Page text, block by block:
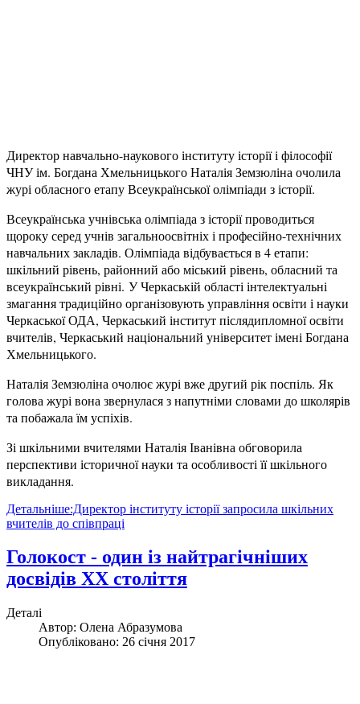
Директор навчально-науковогоінститутуісторії і філософії
ЧНУ ім. Богдана Хмельницького Наталія Земзюліна очолила
журі обласного етапу Всеукраїнської олімпіади з історії.
Всеукраїнська учнівська олімпіада з історії проводиться
щороку серед учнів загальноосвітніх і професійно-технічних
навчальних закладів. Олімпіада відбувається в 4 етапи:
шкільний рівень, районний або міський рівень, обласний та
всеукраїнський рівні. У Черкаській області інтелектуальні
змагання традиційно організовують управління освіти і науки
Черкаської ОДА, Черкаський інститут післядипломної освіти
вчителів, Черкаський національний університет імені Богдана
Хмельницького.
Наталія Земзюліна очолює журі вже другий рік поспіль. Як
голова журі вона звернулася з напутніми словами до школярів
та побажала їм успіхів.
Зі шкільними вчителями Наталія Іванівна обговорила
перспективи історичної науки та особливості її шкільного
викладання.
Детальніше:Директор інституту історії запросила шкільних
вчителів до співпраці
Голокост - один із найтрагічніших
досвідів ХХ століття
Деталі
Автор: Олена Абразумова
Опубліковано: 26 січня 2017